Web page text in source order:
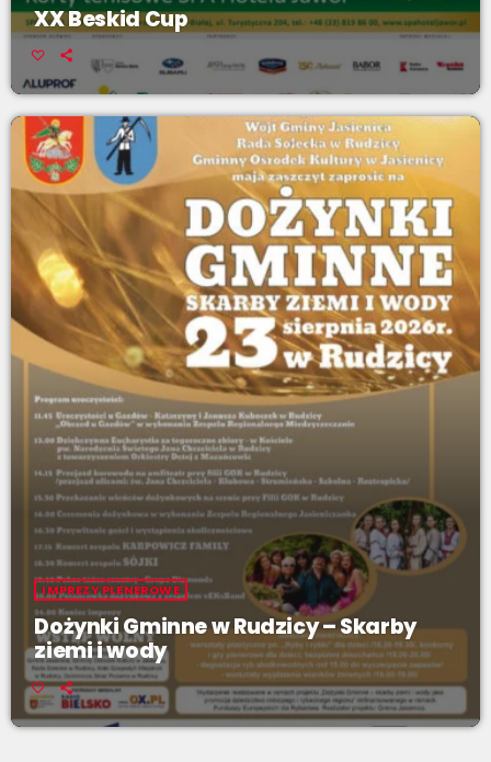
XX Beskid Cup
IMPREZY PLENEROWE
Dożynki Gminne w Rudzicy – Skarby
ziemi i wody